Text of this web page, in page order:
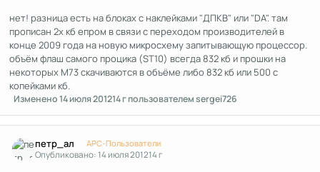
нет! разница есть на блоках с наклейками "ДПКВ" или "DA". там
прописан 2х кб епром в связи с переходом производителей в
конце 2009 года на новую микросхему запитывающую процессор.
объём флаш самого процика (ST10) всегда 832 кб и прошки на
некоторых М73 скачиваются в объёме либо 832 кб или 500 с
копейками кб.
Изменено14 июля 201214 гпользователем sergei726
петр_ал APC-Пользователи
Опубликовано:14 июля 201214 г